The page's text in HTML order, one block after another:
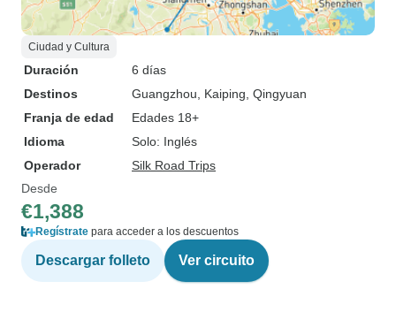
Ciudad y Cultura
Duración
6 días
Destinos
Guangzhou , Kaiping , Qingyuan
Franja de edad
Edades 18+
Idioma
Solo: Inglés
Operador
Silk Road Trips
Desde
€1,388
Regístrate para acceder a los descuentos
Descargar folleto Ver circuito